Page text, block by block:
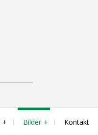
Bilder Kontakt